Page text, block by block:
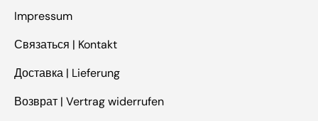
Impressum
Связаться | Kontakt
Доставка | Lieferung
Возврат | Vertrag widerrufen